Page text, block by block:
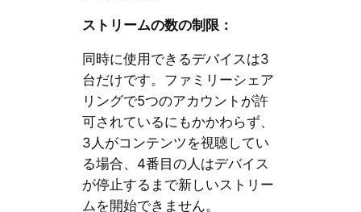
ストリームの数の制限：
同時に使用できるデバイスは3
台だけです。ファミリーシェア
リングで5つのアカウントが許
可されているにもかかわらず、
3人がコンテンツを視聴してい
る場合、4番目の人はデバイス
が停止するまで新しいストリー
ムを開始できません。